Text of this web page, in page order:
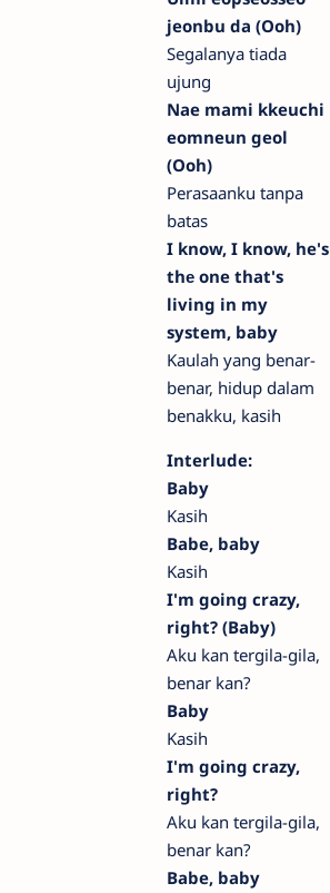
jeonbu da (Ooh)
Segalanya tiada
ujung
Nae mami kkeuchi
eomneun geol
(Ooh)
Perasaanku tanpa
batas
I know, I know, he's
thе one that's
living in my
system, baby
Kaulah yang benar-
benar, hidup dalam
benakku, kasih
Interlude:
Baby
Kasih
Babe, baby
Kasih
I'm going crazy,
right? (Baby)
Aku kan tergila-gila,
benar kan?
Baby
Kasih
I'm going crazy,
right?
Aku kan tergila-gila,
benar kan?
Babe, baby